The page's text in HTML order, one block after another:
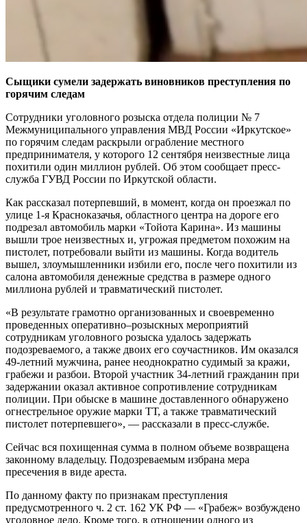
Сыщики сумели задержать виновников преступления по
горячим следам
Сотрудники уголовного розыска отдела полиции № 7
Межмуниципального управления МВД России «Иркутское»
по горячим следам раскрыли ограбление местного
предпринимателя, у которого 12 сентября неизвестные лица
похитили один миллион рублей. Об этом сообщает пресс-
служба ГУВД России по Иркутской области.
Как рассказал потерпевший, в момент, когда он проезжал по
улице 1-я Красноказачья, областного центра на дороге его
подрезал автомобиль марки «Тойота Карина». Из машины
вышли трое неизвестных и, угрожая предметом похожим на
пистолет, потребовали выйти из машины. Когда водитель
вышел, злоумышленники избили его, после чего похитили из
салона автомобиля денежные средства в размере одного
миллиона рублей и травматический пистолет.
«В результате грамотно организованных и своевременно
проведенных оперативно–розыскных мероприятий
сотрудникам уголовного розыска удалось задержать
подозреваемого, а также двоих его соучастников. Им оказался
49-летний мужчина, ранее неоднократно судимый за кражи,
грабежи и разбои. Второй участник 34-летний гражданин при
задержании оказал активное сопротивление сотрудникам
полиции. При обыске в машине доставленного обнаружено
огнестрельное оружие марки ТТ, а также травматический
пистолет потерпевшего», — рассказали в пресс-службе.
Сейчас вся похищенная сумма в полном объеме возвращена
законному владельцу. Подозреваемым избрана мера
пресечения в виде ареста.
По данному факту по признакам преступления
предусмотренного ч. 2 ст. 162 УК РФ — «Грабеж» возбуждено
уголовное дело. Кроме того, в отношении одного из